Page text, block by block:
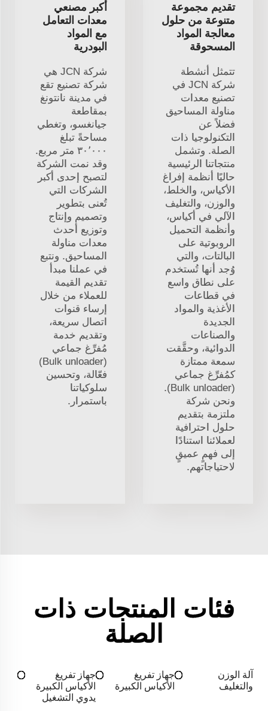
تقديم مجموعة
متنوعة من حلول
معالجة المواد
المسحوقة
تتمثل أنشطة
شركة JCN في
تصنيع معدات
مناولة المساحيق
فضلاً عن
التكنولوجيا ذات
الصلة. وتشمل
منتجاتنا الرئيسية
حاليًا أنظمة إفراغ
الأكياس، والخلط،
والوزن، والتغليف
الآلي في أكياس،
وأنظمة التحميل
الروبوتية على
البالتات، والتي
وُجد أنها تُستخدم
على نطاق واسع
في قطاعات
الأغذية والمواد
الجديدة
والصناعات
الدوائية، وحقَّقت
سمعة ممتازة
كمُفرِّغ جماعي
(Bulk unloader).
ونحن شركة
ملتزمة بتقديم
حلول احترافية
لعملائنا استنادًا
إلى فهمٍ عميقٍ
لاحتياجاتهم.
أكبر مصنعي
معدات التعامل
مع المواد
البودرية
شركة JCN هي
شركة تصنيع تقع
في مدينة نانتونغ
بمقاطعة
جيانغسو، وتغطي
مساحةً تبلغ
٣٠٬٠٠٠ متر مربع.
وقد نمت الشركة
لتصبح إحدى أكبر
الشركات التي
تُعنى بتطوير
وتصميم وإنتاج
وتوزيع أحدث
معدات مناولة
المساحيق. ونتبع
في عملنا مبدأ
تقديم القيمة
للعملاء من خلال
إرساء قنوات
اتصال سريعة،
وتقديم خدمة
مُفرِّغ جماعي
(Bulk unloader)
فعّالة، وتحسين
سلوكياتنا
باستمرار.
فئات المنتجات ذات
الصلة
آلة الوزن
والتغليف
جهاز تفريغ
الأكياس الكبيرة
جهاز تفريغ
الأكياس الكبيرة
يدوي التشغيل